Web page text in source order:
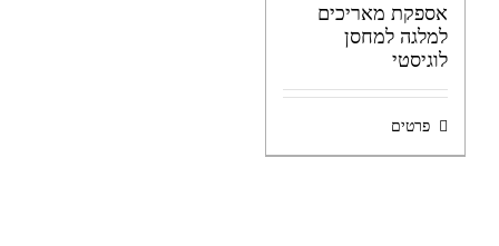
אספקת מאריכים
למלגה למחסן
לוגיסטי
פרטים